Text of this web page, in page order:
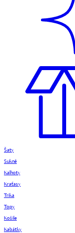
Šaty
Sukně
Kalhoty
Kraťasy
Trika
Topy
Košile
Kabátky